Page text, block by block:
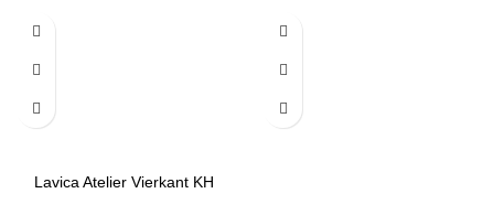
Lavica Atelier Vierkant KH